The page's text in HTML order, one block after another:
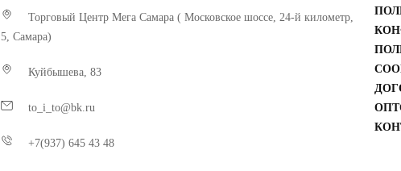
Торговый Центр Мега Самара ( Московское шоссе, 24-й километр,
5, Самара)
Куйбышева, 83
to_i_to@bk.ru
+7(937) 645 43 48